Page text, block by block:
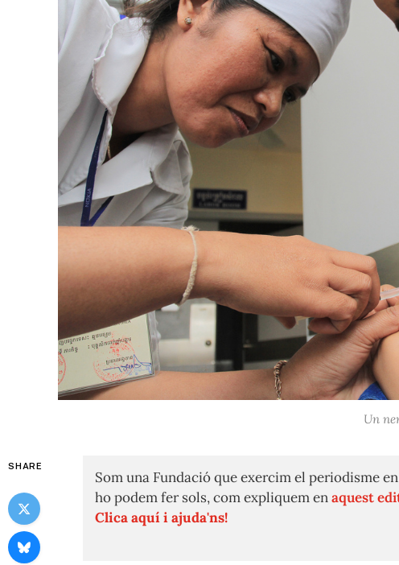
Un
SHARE
Som una Fundació que exercim el periodisme
ho podem fer sols, com expliquem enaquest
Clica aquí i ajuda'ns!